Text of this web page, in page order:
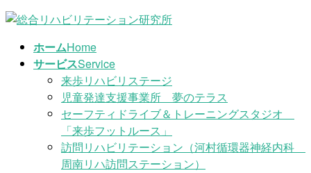
ホームHome
サービスService
来歩リハビリステージ
児童発達支援事業所 夢のテラス
セーフティドライブ＆トレーニングスタジオ
「来歩フットルース」
訪問リハビリテーション（河村循環器神経内科
周南リハ訪問ステーション）